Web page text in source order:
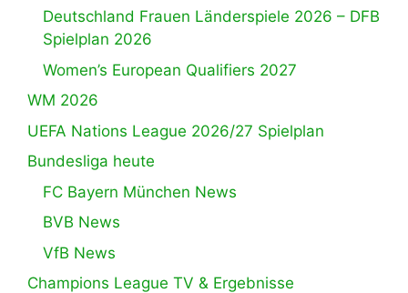
Deutschland Frauen Länderspiele 2026 – DFB
Spielplan 2026
Women’s European Qualifiers 2027
WM 2026
UEFA Nations League 2026/27 Spielplan
Bundesliga heute
FC Bayern München News
BVB News
VfB News
Champions League TV & Ergebnisse